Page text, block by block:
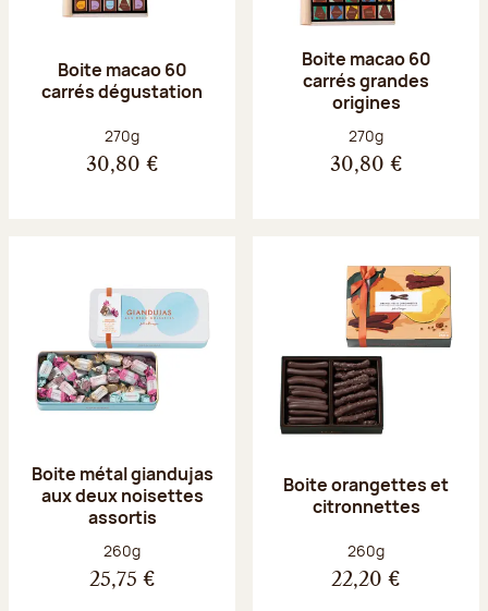
Boite macao 60
carrés dégustation
Poids net :
270g
30,80 €
Boite macao 60
carrés grandes
origines
Poids net :
270g
30,80 €
Boite métal giandujas
aux deux noisettes
assortis
Poids net :
260g
25,75 €
Boite orangettes et
citronnettes
Poids net :
260g
22,20 €